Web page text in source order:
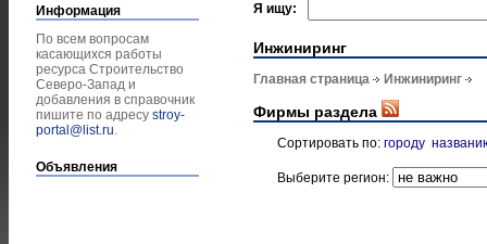
Информация
По всем вопросам
касающихся работы
ресурса Строительство
Северо-Запад и
добавления в справочник
пишите по адресу stroy-
portal@list.ru.
Объявления
Я ищу:
Инжиниринг
Главная страница Инжиниринг
Фирмы раздела
Сортировать по: городу
Выберите регион: